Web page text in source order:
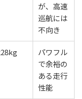
が、高速
巡航には
不向き
パワフル
で余裕の
ある走行
性能